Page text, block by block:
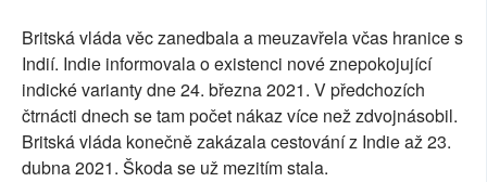
Britská vláda věc zanedbala a meuzavřela včas hranice s
Indií. Indie informovala o existenci nové znepokojující
indické varianty dne 24. března 2021. V předchozích
čtrnácti dnech se tam počet nákaz více než zdvojnásobil.
Britská vláda konečně zakázala cestování z Indie až 23.
dubna 2021. Škoda se už mezitím stala.